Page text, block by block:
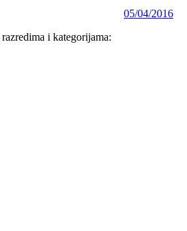
05/04/2016
i kategorijama: